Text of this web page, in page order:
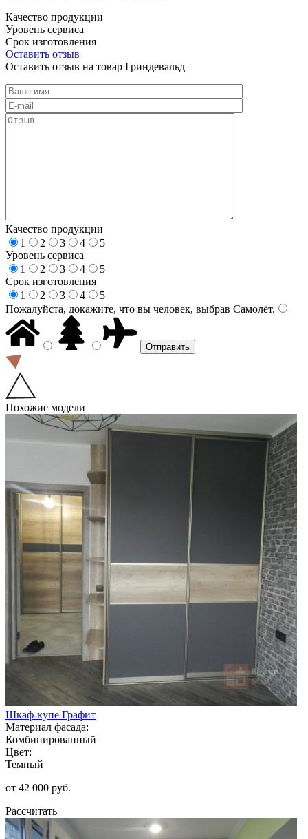
Качество продукции
Уровень сервиса
Срок изготовления
Оставить отзыв
Оставить отзыв на товар Гриндевальд
Качество продукции
1
2 3 4
5
Уровень сервиса
1
2 3 4
5
Срок изготовления
1
2 3 4
5
Пожалуйста, докажите, что вы человек, выбрав Самолёт.
Похожие модели
Шкаф-купе Графит
Материал фасада:
Комбинированный
Цвет:
Темный
от 42 000 руб.
Рассчитать